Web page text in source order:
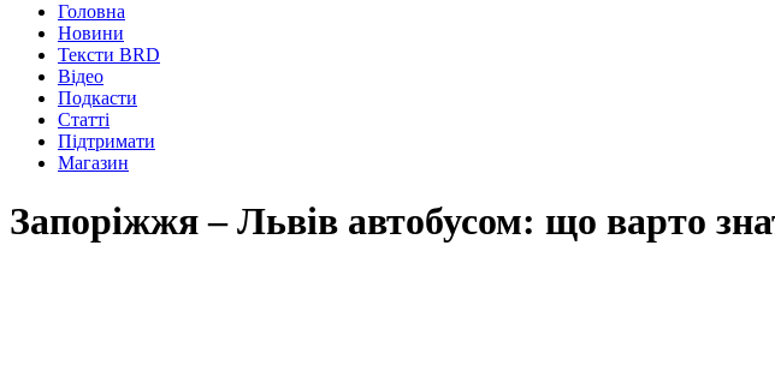
Головна
Новини
Тексти BRD
Відео
Подкасти
Статті
Підтримати
Магазин
Запоріжжя – Львів автобусом: що варто